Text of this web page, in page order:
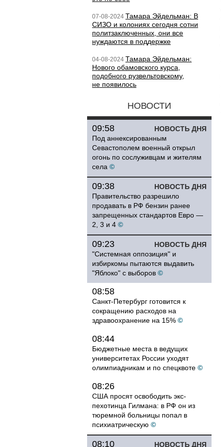
07-08-2024 Тамара Эйдельман: В
СИЗО и колониях сегодня сотни
политзаключенных, они все
нуждаются в поддержке
04-08-2024 Тамара Эйдельман:
Нового обамовского курса,
подобного рузвельтовскому,
не появилось
НОВОСТИ
НОВОСТЬ ДНЯ
09:58
Под аннексированным
Севастополем военный открыл
огонь по сослуживцам и жителям
села ©
НОВОСТЬ ДНЯ
09:38
Правительство разрешило
продавать в РФ бензин ранее
запрещенных стандартов Евро —
2, 3 и 4 ©
НОВОСТЬ ДНЯ
09:23
"Системная оппозиция" и
избиркомы пытаются выдавить
"Яблоко" с выборов ©
08:58
Санкт-Петербург готовится к
сокращению расходов на
здравоохранение на 15% ©
08:44
Бюджетные места в ведущих
университетах России уходят
олимпиадникам и по спецквоте ©
08:26
США просят освободить экс-
пехотинца Гилмана: в РФ он из
тюремной больницы попал в
психиатрическую ©
НОВОСТЬ ДНЯ
08:10